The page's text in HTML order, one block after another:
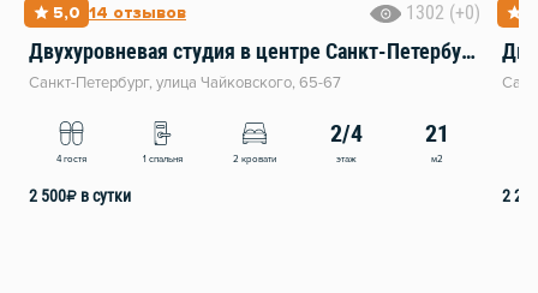
5,0 14 отзывов
1302 (+0)
Двухуровневая студия в центре Санкт-Петербурга
Санкт-Петербург, улица Чайковского, 65-67
4 гостя 1 спальня 2 кровати
2/4
этаж
21
м2
2 500₽ в сутки 2 200